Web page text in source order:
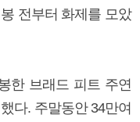
전부터 화제를 모았
한 브래드 피트 주연
다. 주말동안 34만여